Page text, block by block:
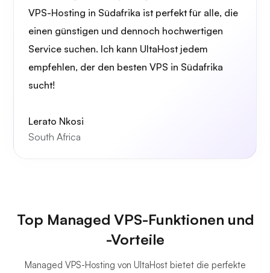
VPS-Hosting in Südafrika ist perfekt für alle, die
einen günstigen und dennoch hochwertigen
Service suchen. Ich kann UltaHost jedem
empfehlen, der den besten VPS in Südafrika
sucht!
Lerato Nkosi
South Africa
Top Managed VPS-Funktionen und
-Vorteile
Managed VPS-Hosting von UltaHost bietet die perfekte